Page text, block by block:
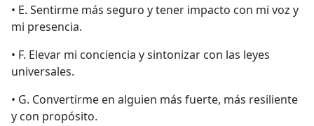
• E. Sentirme más seguro y tener impacto con mi voz y
mi presencia.
• F. Elevar mi conciencia y sintonizar con las leyes
universales.
• G. Convertirme en alguien más fuerte, más resiliente
y con propósito.